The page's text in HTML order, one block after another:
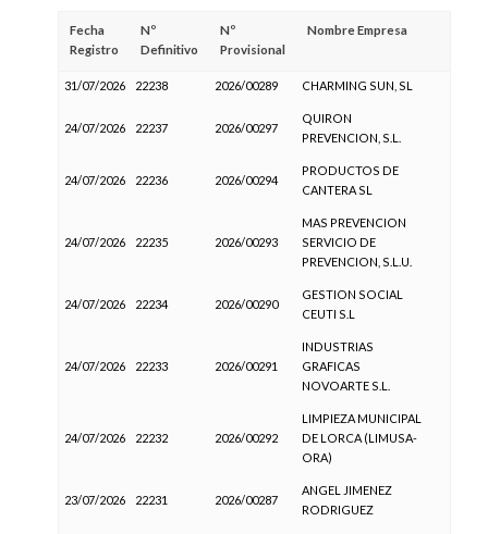
Fecha
Registro
Nº
Definitivo
Nº
Provisional
Nombre Empresa
31/07/2026 22238 2026/00289 CHARMING SUN, SL
24/07/2026 22237 2026/00297
QUIRON
PREVENCION, S.L.
24/07/2026 22236 2026/00294
PRODUCTOS DE
CANTERA SL
24/07/2026 22235 2026/00293
MAS PREVENCION
SERVICIO DE
PREVENCION, S.L.U.
24/07/2026 22234 2026/00290
GESTION SOCIAL
CEUTI S.L
24/07/2026 22233 2026/00291
INDUSTRIAS
GRAFICAS
NOVOARTE S.L.
24/07/2026 22232 2026/00292
LIMPIEZA MUNICIPAL
DE LORCA (LIMUSA-
ORA)
23/07/2026 22231 2026/00287
ANGEL JIMENEZ
RODRIGUEZ